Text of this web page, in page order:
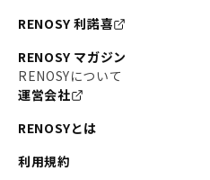
RENOSY 利諾喜
RENOSY マガジン
RENOSYについて
運営会社
RENOSYとは
利用規約